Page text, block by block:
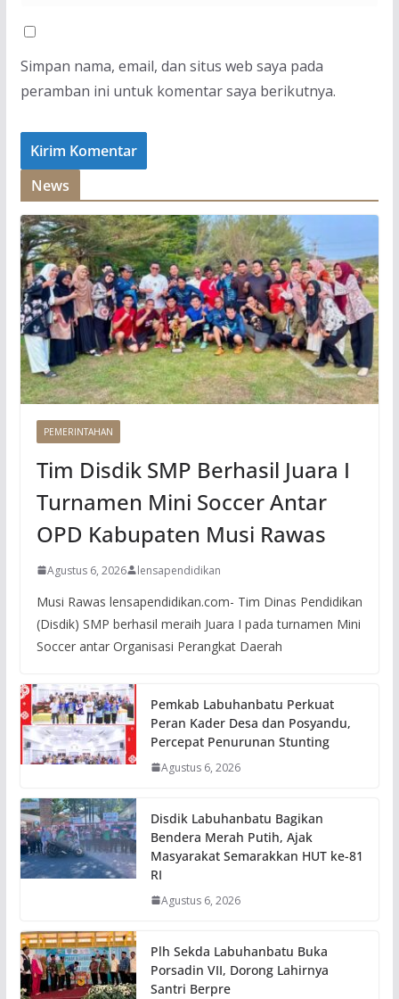
Simpan nama, email, dan situs web saya pada
peramban ini untuk komentar saya berikutnya.
News
PEMERINTAHAN
Tim Disdik SMP Berhasil Juara I
Turnamen Mini Soccer Antar
OPD Kabupaten Musi Rawas
Agustus 6, 2026 lensapendidikan
Musi Rawas lensapendidikan.com- Tim Dinas Pendidikan
(Disdik) SMP berhasil meraih Juara I pada turnamen Mini
Soccer antar Organisasi Perangkat Daerah
Pemkab Labuhanbatu Perkuat
Peran Kader Desa dan Posyandu,
Percepat Penurunan Stunting
Agustus 6, 2026
Disdik Labuhanbatu Bagikan
Bendera Merah Putih, Ajak
Masyarakat Semarakkan HUT ke-81
RI
Agustus 6, 2026
Plh Sekda Labuhanbatu Buka
Porsadin VII, Dorong Lahirnya
Santri Berpre